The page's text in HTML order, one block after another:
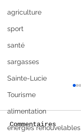
agriculture
sport
santé
sargasses
Sainte-Lucie
Tourisme
alimentation
énergies renouvelables
Commentaires